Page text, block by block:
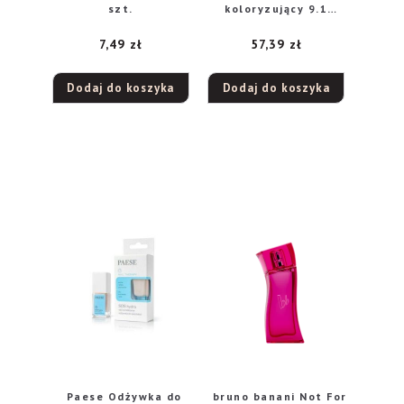
szt.
7,49 zł
Dodaj do koszyka
koloryzujący 9.1
popielaty
57,39 zł
Dodaj do koszyka
Paese Odżywka do
bruno banani Not For